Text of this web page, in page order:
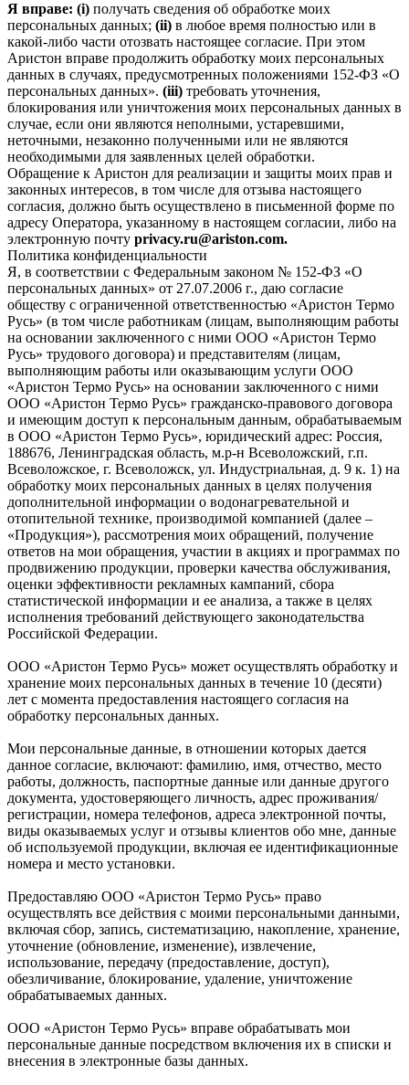
Я вправе: (i) получать сведения об обработке моих
персональных данных; (ii) в любое время полностью или в
какой-либо части отозвать настоящее согласие. При этом
Аристон вправе продолжить обработку моих персональных
данных в случаях, предусмотренных положениями 152-ФЗ «О
персональных данных». (iii) требовать уточнения,
блокирования или уничтожения моих персональных данных в
случае, если они являются неполными, устаревшими,
неточными, незаконно полученными или не являются
необходимыми для заявленных целей обработки.
Обращение к Аристон для реализации и защиты моих прав и
законных интересов, в том числе для отзыва настоящего
согласия, должно быть осуществлено в письменной форме по
адресу Оператора, указанному в настоящем согласии, либо на
электронную почту privacy.ru@ariston.com.
Политика конфиденциальности
Я, в соответствии с Федеральным законом № 152-ФЗ «О
персональных данных» от 27.07.2006 г., даю согласие
обществу с ограниченной ответственностью «Аристон Термо
Русь» (в том числе работникам (лицам, выполняющим работы
на основании заключенного с ними ООО «Аристон Термо
Русь» трудового договора) и представителям (лицам,
выполняющим работы или оказывающим услуги ООО
«Аристон Термо Русь» на основании заключенного с ними
ООО «Аристон Термо Русь» гражданско-правового договора
и имеющим доступ к персональным данным, обрабатываемым
в ООО «Аристон Термо Русь», юридический адрес: Россия,
188676, Ленинградская область, м.р-н Всеволожский, г.п.
Всеволожское, г. Всеволожск, ул. Индустриальная, д. 9 к. 1) на
обработку моих персональных данных в целях получения
дополнительной информации о водонагревательной и
отопительной технике, производимой компанией (далее –
«Продукция»), рассмотрения моих обращений, получение
ответов на мои обращения, участии в акциях и программах по
продвижению продукции, проверки качества обслуживания,
оценки эффективности рекламных кампаний, сбора
статистической информации и ее анализа, а также в целях
исполнения требований действующего законодательства
Российской Федерации.
ООО «Аристон Термо Русь» может осуществлять обработку и
хранение моих персональных данных в течение 10 (десяти)
лет с момента предоставления настоящего согласия на
обработку персональных данных.
Мои персональные данные, в отношении которых дается
данное согласие, включают: фамилию, имя, отчество, место
работы, должность, паспортные данные или данные другого
документа, удостоверяющего личность, адрес проживания/
регистрации, номера телефонов, адреса электронной почты,
виды оказываемых услуг и отзывы клиентов обо мне, данные
об используемой продукции, включая ее идентификационные
номера и место установки.
Предоставляю ООО «Аристон Термо Русь» право
осуществлять все действия с моими персональными данными,
включая сбор, запись, систематизацию, накопление, хранение,
уточнение (обновление, изменение), извлечение,
использование, передачу (предоставление, доступ),
обезличивание, блокирование, удаление, уничтожение
обрабатываемых данных.
ООО «Аристон Термо Русь» вправе обрабатывать мои
персональные данные посредством включения их в списки и
внесения в электронные базы данных.